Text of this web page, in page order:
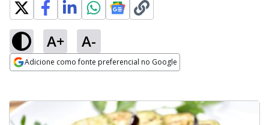
A+ A-
Adicione como fonte preferencial no Google